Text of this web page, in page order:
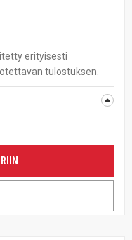
erityisesti
tulostuksen.